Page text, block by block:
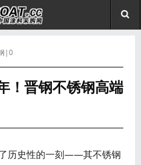
|0
！晋钢不锈钢高端
历史性的一刻——其不锈钢